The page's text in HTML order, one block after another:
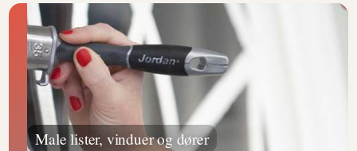
Male lister, vinduer og dører